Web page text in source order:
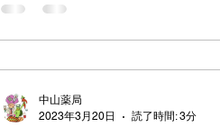
水・乳液・美容液・マッサージ・
中山薬局
2023年3月20日
読了時間: 3分